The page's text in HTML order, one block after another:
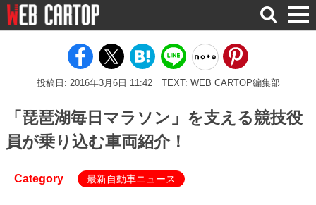
検
索
投稿日: 2016年3月6日 11:42 TEXT: WEB CARTOP編集部
「琵琶湖毎日マラソン」を支える競技役
員が乗り込む車両紹介！
Category 最新自動車ニュース